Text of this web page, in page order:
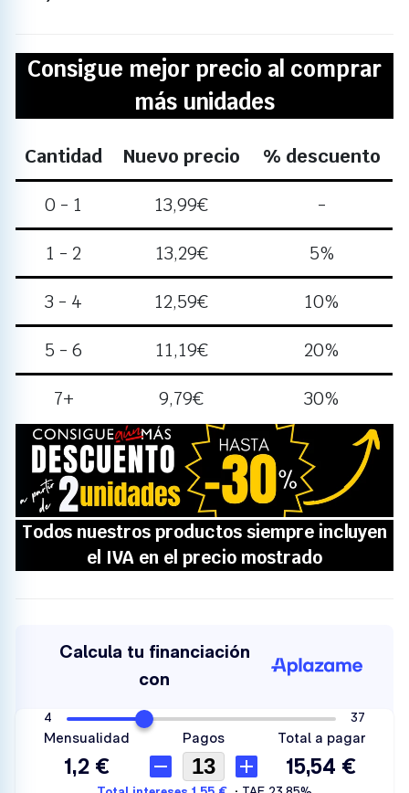
Consigue mejor precio al comprar
más unidades
Cantidad Nuevo precio % descuento
0 - 1 13,99€ -
1 - 2 13,29€ 5%
3 - 4 12,59€ 10%
5 - 6 11,19€ 20%
7+ 9,79€ 30%